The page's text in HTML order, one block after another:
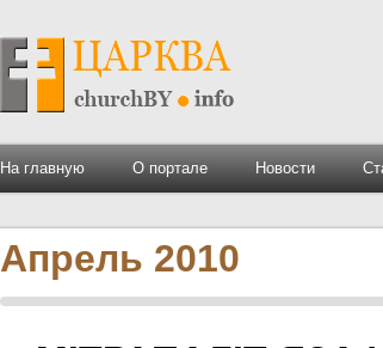
На главную О портале Новости
Апрель 2010